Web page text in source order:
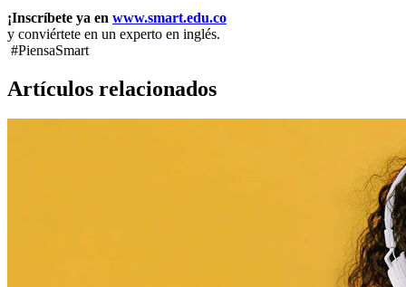
¡Inscríbete ya en www.smart.edu.co
y conviértete en un experto en inglés.
#PiensaSmart
Artículos relacionados